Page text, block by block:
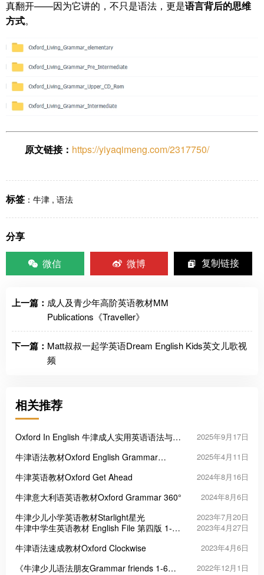
真翻开——因为它讲的，不只是语法，更是语言背后的思维
方式。
原文链接： https://yiyaqimeng.com/2317750/
标签 ： 牛津 , 语法
分享
微信
微博 复制链接
上一篇： 成人及青少年高阶英语教材MM
Publications《Traveller》
下一篇： Matt叔叔一起学英语Dream English Kids英文儿歌视
频
相关推荐
Oxford In English 牛津成人实用英语语法与词
2025年9月17日
牛津语法教材Oxford English Grammar
2025年4月11日
牛津英语教材Oxford Get Ahead 2024年8月16日
牛津意大利语英语教材Oxford Grammar 360° 2024年8月6日
牛津少儿小学英语教材Starlight星光 2023年7月20日
牛津中学生英语教材 English File 第四版 1-8
2023年4月27日
牛津语法速成教材Oxford Clockwise 2023年4月6日
《牛津少儿语法朋友Grammar friends 1-6》
2022年12月1日